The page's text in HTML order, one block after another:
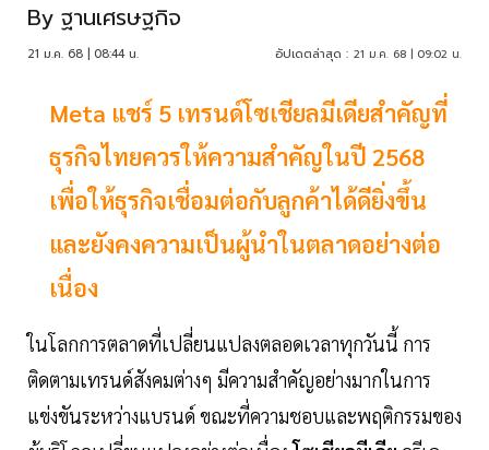
By ฐานเศรษฐกิจ
21 ม.ค. 68 | 08:44 น. อัปเดตล่าสุด : 21 ม.ค. 68 | 09:02 น.
Meta แชร์ 5 เทรนด์โซเชียลมีเดียสำคัญที่
ธุรกิจไทยควรให้ความสำคัญในปี 2568
เพื่อให้ธุรกิจเชื่อมต่อกับลูกค้าได้ดียิ่งขึ้น
และยังคงความเป็นผู้นำในตลาดอย่างต่อ
เนื่อง
ในโลกการตลาดที่เปลี่ยนแปลงตลอดเวลาทุกวันนี้ การ
ติดตามเทรนด์สังคมต่างๆ มีความสำคัญอย่างมากในการ
แข่งขันระหว่างแบรนด์ ขณะที่ความชอบและพฤติกรรมของ